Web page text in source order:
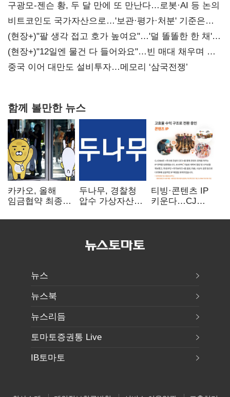
구광모-젠슨 황, 두 달 만에 또 만난다…로봇·AI 등 논의
비트코인도 국가자산으로…'보관·평가·처분' 기준은
숙제
(현장+)"팔 생각 접고 호가 높여요"…'덜 똘똘한 한 채'
20억 키맞추기
(현장+)"12일엔 물건 다 들어와요"…빈 매대 채우며 문
연 홈플러스
중국 이어 대만도 설비투자…메모리 ‘삼국전쟁’
함께 볼만한 뉴스
카카오, 올해
임금협약 최종
인상·격려금
두나무, 경찰청
압수 가상자산
커스터디 사업
티빙·콘텐츠 IP
키운다…CJ
글로벌 확장 가속
뉴스
뉴스북
뉴스리듬
토마토증권통 Live
IB토마토